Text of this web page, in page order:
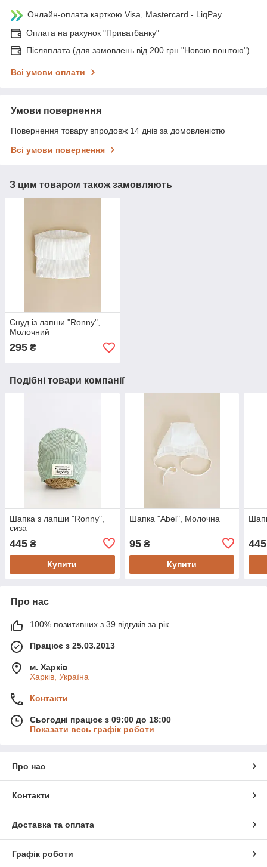
Онлайн-оплата карткою Visa, Mastercard - LiqPay
Оплата на рахунок "Приватбанку"
Післяплата (для замовлень від 200 грн "Новою поштою")
Всі умови оплати
Умови повернення
Повернення товару впродовж 14 днів за домовленістю
Всі умови повернення
З цим товаром також замовляють
Снуд із лапши "Ronny",
Молочний
295 ₴
Подібні товари компанії
Шапка з лапши "Ronny",
сиза
445 ₴
Купити
Шапка "Abel", Молочна
95₴
Купити
445
Про нас
100% позитивних з 39 відгуків за рік
Працює з 25.03.2013
м. Харків
Харків, Україна
Контакти
Сьогодні працює з 09:00 до 18:00
Показати весь графік роботи
Про нас
Контакти
Доставка та оплата
Графік роботи